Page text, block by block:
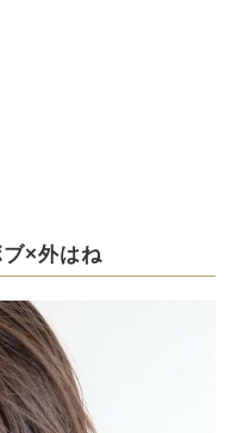
×外はね